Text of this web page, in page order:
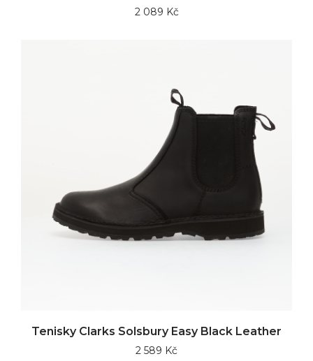
2 089 Kč
Tenisky Clarks Solsbury Easy Black Leather
2 589 Kč